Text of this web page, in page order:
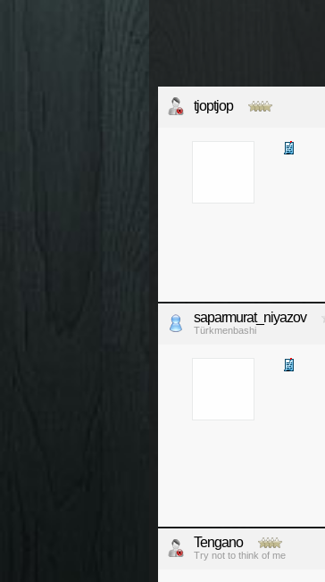
tjoptjop
saparmurat_niyazov
Türkmenbashi
Tengano
Try not to think of me